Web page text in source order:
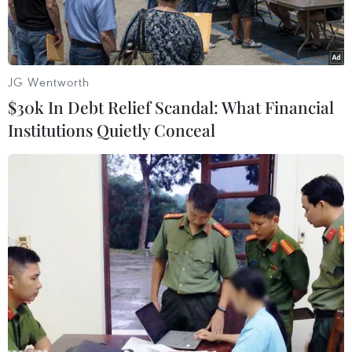
Hiện trường vụ tai nạn ở Argentina. (Nguồn: cooperativa.cl)
Ít nhất 12 người đã thiệt mạng hôm 25/6 khi một
xe buýt đâm trực diện một xe tải hạng nhẹ và
lật nhào tại tỉnh Mendoza, miền Tây Argentina.
Vụ tai nạn xảy ra trên tuyến cao tốc đoạn chạy
qua thị trấn San Rafael, tỉnh Mendoza, cũng đã
khiến ít nhất 20 người bị thương. Tất cả đều đã
được đưa tới một bệnh viện trong vùng.
JG Wentworth
$30k In Debt Relief Scandal: What Financial
Institutions Quietly Conceal